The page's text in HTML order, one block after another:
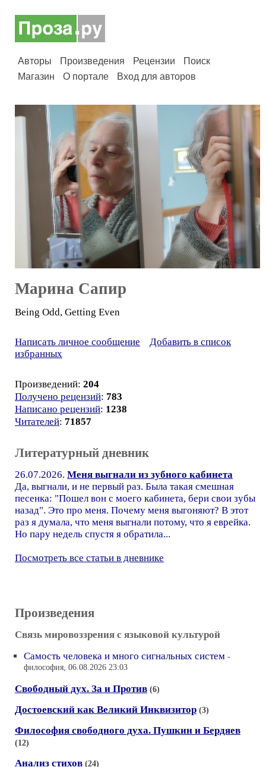
Авторы Произведения Рецензии
Поиск
Магазин
О портале Вход для авторов
Марина Сапир
Being Odd, Getting Even
Написать личное сообщение
Добавить в список
избранных
Произведений: 204
Получено рецензий: 783
Написано рецензий: 1238
Читателей: 71857
Литературный дневник
26.07.2026. Меня выгнали из зубного кабинета
Да, выгнали, и не первый раз. Была такая смешная
песенка: "Пошел вон с моего кабинета, бери свои зубы
назад". Это про меня. Почему меня выгоняют? В этот
раз я думала, что меня выгнали потому, что я еврейка.
Но пару недель спустя я обратила...
Посмотреть все статьи в дневнике
Произведения
Связь мировоззрения с языковой культурой
Самость человека и много сигнальных систем -
философия, 06.08.2026 23:03
Свободный дух. За и Против (6)
Достоевский как Великий Инквизитор (3)
Философия свободного духа. Пушкин и Бердяев
(12)
Анализ стихов (24)